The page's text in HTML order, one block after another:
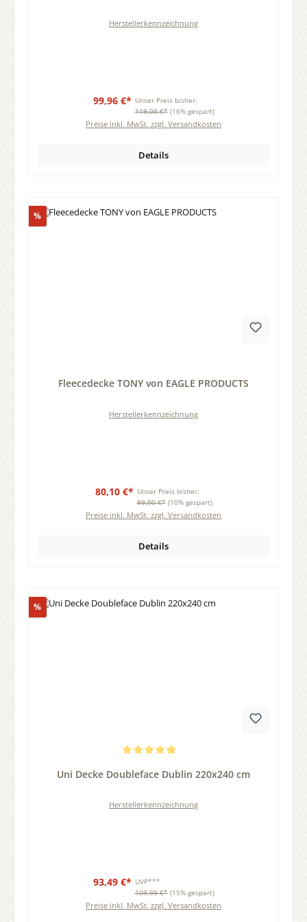
Herstellerkennzeichnung
99,96 €* Unser Preis bisher:
119,00 €* (16% gespart)
Preise inkl. MwSt. zzgl. Versandkosten
Details
%Rabatt
Fleecedecke TONY von EAGLE PRODUCTS
Herstellerkennzeichnung
80,10 €* Unser Preis bisher:
89,00 €* (10% gespart)
Preise inkl. MwSt. zzgl. Versandkosten
Details
%Rabatt
Uni Decke Doubleface Dublin 220x240 cm
Herstellerkennzeichnung
93,49 €* UVP***
109,99 €* (15% gespart)
Preise inkl. MwSt. zzgl. Versandkosten